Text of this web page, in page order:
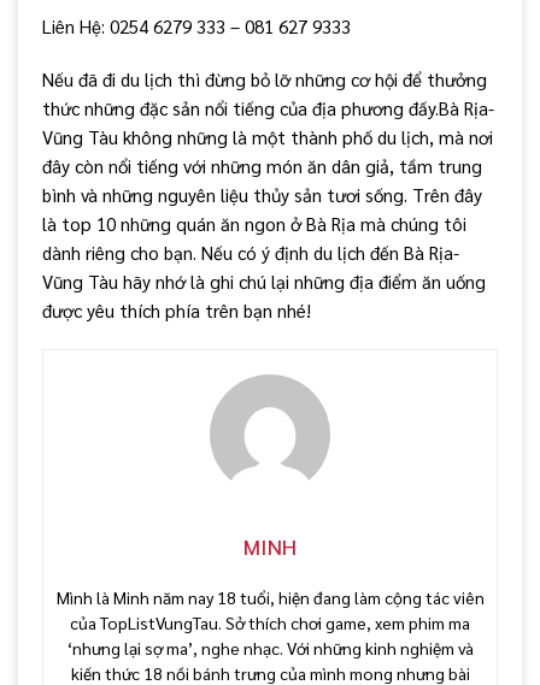
Liên Hệ: 0254 6279 333 – 081 627 9333
Nếu đã đi du lịch thì đừng bỏ lỡ những cơ hội để thưởng
thức những đặc sản nổi tiếng của địa phương đấy.Bà Rịa-
Vũng Tàu không những là một thành phố du lịch, mà nơi
đây còn nổi tiếng với những món ăn dân giả, tầm trung
bình và những nguyên liệu thủy sản tươi sống. Trên đây
là top 10 những quán ăn ngon ở Bà Rịa mà chúng tôi
dành riêng cho bạn. Nếu có ý định du lịch đến Bà Rịa-
Vũng Tàu hãy nhớ là ghi chú lại những địa điểm ăn uống
được yêu thích phía trên bạn nhé!
MINH
Mình là Minh năm nay 18 tuổi, hiện đang làm cộng tác viên
của TopListVungTau. Sở thích chơi game, xem phim ma
‘nhưng lại sợ ma’, nghe nhạc. Với những kinh nghiệm và
kiến thức 18 nồi bánh trưng của mình mong nhưng bài